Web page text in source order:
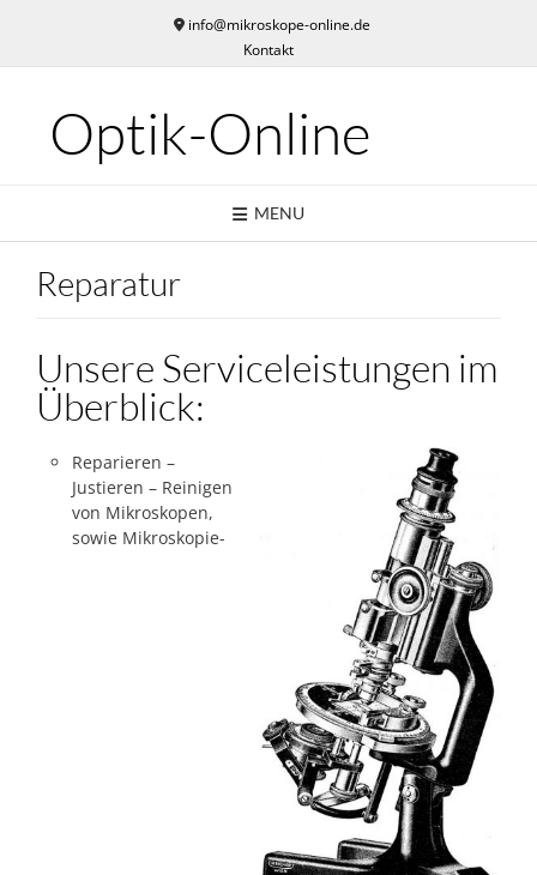
content
info@mikroskope-online.de
Kontakt
Optik-Online
MENU
Reparatur
Unsere Serviceleistungen im
Überblick:
Reparieren –
Justieren – Reinigen
von Mikroskopen,
sowie Mikroskopie-